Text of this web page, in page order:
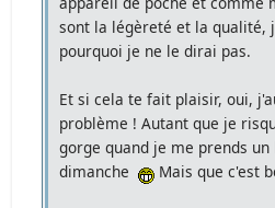
sont la légèreté et la qualité,
pourquoi je ne le dirai pas.
Et si cela te fait plaisir, oui,
problème ! Autant que je
gorge quand je me prends un
dimanche
Mais que c'est